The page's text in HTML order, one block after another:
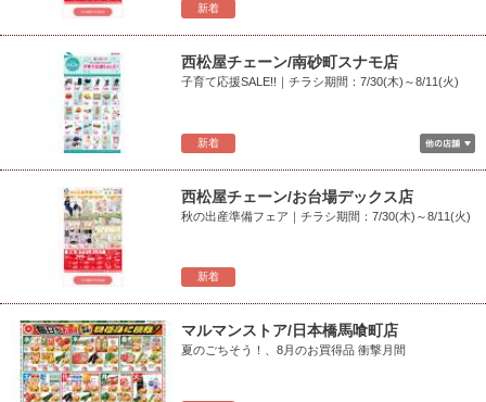
新着
新着
西松屋チェーン/南砂町スナモ店
子育て応援SALE!!｜チラシ期間：7/30(木)～8/11(火)
新着
西松屋チェーン/お台場デックス店
秋の出産準備フェア｜チラシ期間：7/30(木)～8/11(火)
マルマンストア/日本橋馬喰町店
夏のごちそう！、8月のお買得品 衝撃月間